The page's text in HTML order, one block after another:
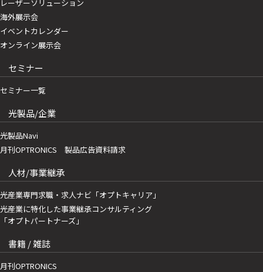
レーザーソリューション
海外展示会
イベントカレンダー
オンライン展示会
セミナー
セミナー一覧
光製品/企業
光製品Navi
月刊OPTRONICS 製品広告資料請求
人材/事業継承
光産業専門求職・求人ナビ「オプトキャリア」
光産業に特化した事業継承コンサルティング
「オプトパートナーズ」
書籍 / 雑誌
月刊OPTRONICS